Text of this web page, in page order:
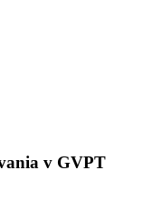
v GVPT